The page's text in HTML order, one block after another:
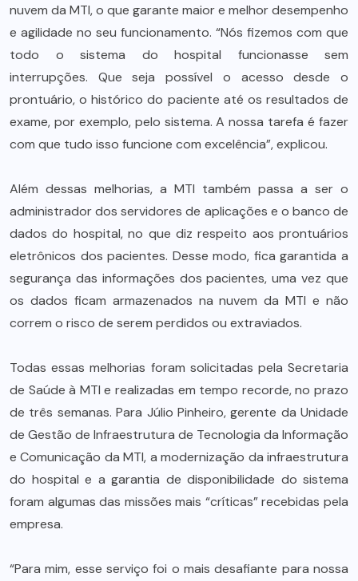
nuvem da MTI, o que garante maior e melhor desempenho
e agilidade no seu funcionamento. “Nós fizemos com que
todo o sistema do hospital funcionasse sem
interrupções. Que seja possível o acesso desde o
prontuário, o histórico do paciente até os resultados de
exame, por exemplo, pelo sistema. A nossa tarefa é fazer
com que tudo isso funcione com excelência”, explicou.
Além dessas melhorias, a MTI também passa a ser o
administrador dos servidores de aplicações e o banco de
dados do hospital, no que diz respeito aos prontuários
eletrônicos dos pacientes. Desse modo, fica garantida a
segurança das informações dos pacientes, uma vez que
os dados ficam armazenados na nuvem da MTI e não
correm o risco de serem perdidos ou extraviados.
Todas essas melhorias foram solicitadas pela Secretaria
de Saúde à MTI e realizadas em tempo recorde, no prazo
de três semanas. Para Júlio Pinheiro, gerente da Unidade
de Gestão de Infraestrutura de Tecnologia da Informação
e Comunicação da MTI, a modernização da infraestrutura
do hospital e a garantia de disponibilidade do sistema
foram algumas das missões mais “críticas” recebidas pela
empresa.
“Para mim, esse serviço foi o mais desafiante para nossa